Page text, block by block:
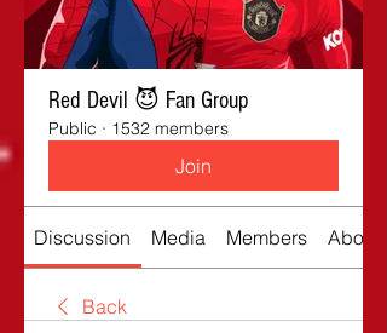
Red Devil 😈 Fan Group
Public · 1532 members
Join
Discussion Media Members About
Back